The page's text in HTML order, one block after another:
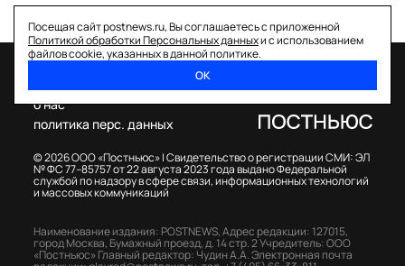
Посещая сайт postnews.ru, Вы соглашаетесь с приложенной
Политикой обработки Персональных данныхи с использованием
файлов cookie, указанных в данной политике.
ОК
© 2026 ООО «Постньюс» |Свидетельство о регистрации СМИ: ЭЛ
№ ФС 77–85757 от 22 августа 2023 года выдано Федеральной
службой по надзору в сфере связи, информационных технологий
и массовых коммуникаций
о нас
политика перс. данных
Наименование издания: POSTNEWS,Адрес редакции: 127015,
город Москва, Бумажный проезд, д. 14 стр. 2Учредитель: ООО
«Постньюс» Главный редактор: Чудин А.А.Электронная почта